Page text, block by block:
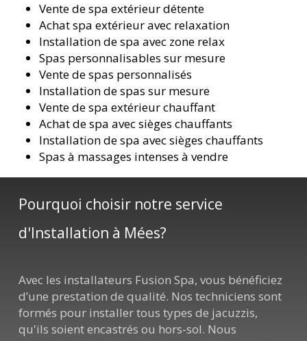
Vente de spa extérieur détente
Achat spa extérieur avec relaxation
Installation de spa avec zone relax
Spas personnalisables sur mesure
Vente de spas personnalisés
Installation de spas sur mesure
Vente de spa extérieur chauffant
Achat de spa avec sièges chauffants
Installation de spa avec sièges chauffants
Spas à massages intenses à vendre
Pourquoi choisir notre service
d'Installation à Mées?
Avec les installateurs Fusion Spa, vous bénéficiez
d’une prestation de qualité. Nos techniciens sont
formés pour installer tous types de jacuzzis,
qu'ils soient encastrés ou hors-sol. Nous